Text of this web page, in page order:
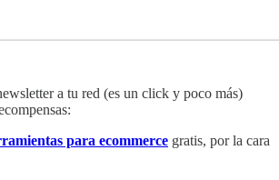
a tu red (es un click y poco más)
para ecommerce gratis, por la cara